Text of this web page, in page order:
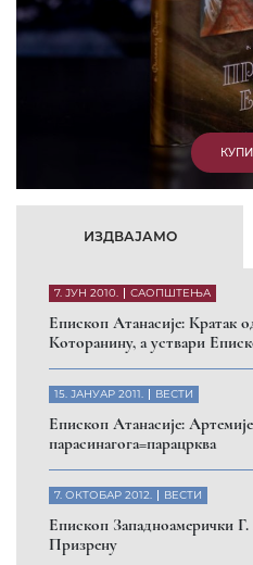
ИЗДВАЈАМО
7. ЈУН 2010. САОПШТЕЊА
Eпископ Атанасије:
Которанину, а уствари
15. ЈАНУАР 2011. ВЕСТИ
Eпископ Атанасије:
парасинагога=парацрква
7. ОКТОБАР 2012. ВЕСТИ
Eпископ Западноамерички
Призрену